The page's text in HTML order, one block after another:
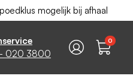
mogelijk bij afhaal
- 020 3800
0